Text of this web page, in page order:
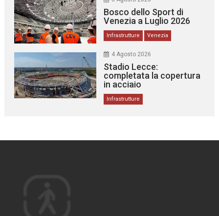
Bosco dello Sport di
Venezia a Luglio 2026
Infrastrutture Venezia
4 Agosto 2026
Stadio Lecce:
completata la copertura
in acciaio
Infrastrutture